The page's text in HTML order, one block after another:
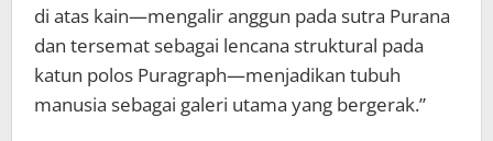
di atas kain—mengalir anggun pada sutra Purana
dan tersemat sebagai lencana struktural pada
katun polos Puragraph—menjadikan tubuh
manusia sebagai galeri utama yang bergerak.”